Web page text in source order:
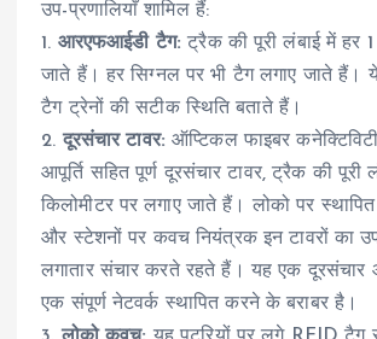
उप-प्रणालियाँ शामिल हैं:
1. आरएफआईडी टैग: ट्रैक की पूरी लंबाई में हर 1
जाते हैं। हर सिग्नल पर भी टैग लगाए जाते
टैग ट्रेनों की सटीक स्थिति बताते हैं।
2.दूरसंचार टावर: ऑप्टिकल फाइबर
आपूर्ति सहित पूर्ण दूरसंचार टावर, ट्रैक की पूरी
किलोमीटर पर लगाए जाते हैं। लोको पर
और स्टेशनों पर कवच नियंत्रक इन टावरों का
लगातार संचार करते रहते हैं। यह एक दूरसंचार
एक संपूर्ण नेटवर्क स्थापित करने के बराबर है।